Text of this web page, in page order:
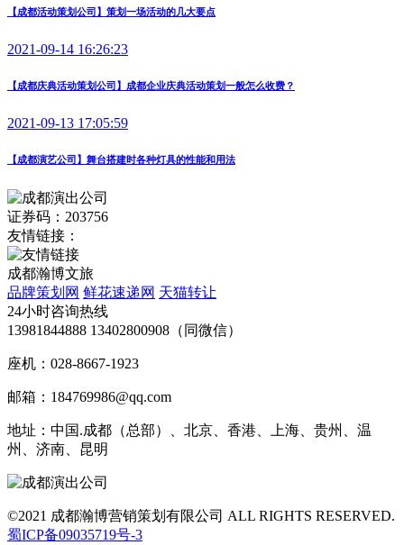
【成都活动策划公司】策划一场活动的几大要点
2021-09-14 16:26:23
【成都庆典活动策划公司】成都企业庆典活动策划一般怎么收费？
2021-09-13 17:05:59
【成都演艺公司】舞台搭建时各种灯具的性能和用法
证券码：203756
友情链接：
成都瀚博文旅
品牌策划网 鲜花速递网 天猫转让
24小时咨询热线
13981844888 13402800908（同微信）
座机：028-8667-1923
邮箱：184769986@qq.com
地址：中国.成都（总部）、北京、香港、上海、贵州、温
州、济南、昆明
©2021 成都瀚博营销策划有限公司 ALL RIGHTS RESERVED.
蜀ICP备09035719号-3